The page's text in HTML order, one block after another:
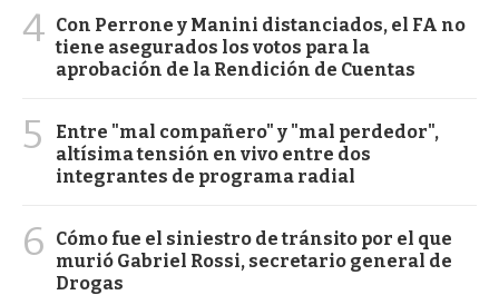
4 Con Perrone y Manini distanciados, el FA no
tiene asegurados los votos para la
aprobación de la Rendición de Cuentas
5
Entre "mal compañero" y "mal perdedor",
altísima tensión en vivo entre dos
integrantes de programa radial
6
Cómo fue el siniestro de tránsito por el que
murió Gabriel Rossi, secretario general de
Drogas